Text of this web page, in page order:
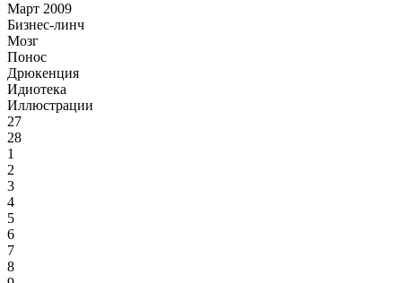
Март 2009
Бизнес-линч
Мозг
Понос
Дрюкенция
Идиотека
Иллюстрации
27
28
1
2
3
4
5
6
7
8